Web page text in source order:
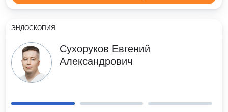
ЭНДОСКОПИЯ
Сухоруков Евгений
Александрович